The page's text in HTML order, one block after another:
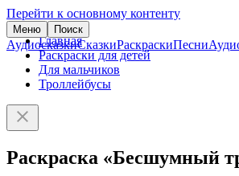
Перейти к основному контенту
Меню Поиск
АудиосказкиСказкиРаскраскиПесни
Главная
Раскраски для детей
Для мальчиков
Троллейбусы
Раскраска «Бесшумный